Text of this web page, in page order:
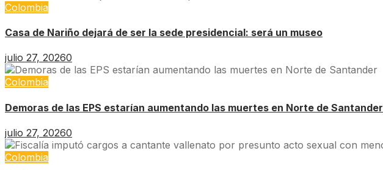
Colombia
Casa de Nariño dejará de ser la sede presidencial: será un museo
julio 27, 20260
Colombia
Demoras de las EPS estarían aumentando las muertes en Norte de Santander
julio 27, 20260
Colombia